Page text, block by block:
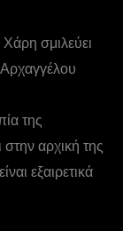
σμιλεύει
της
αρχική της
εξαιρετικά